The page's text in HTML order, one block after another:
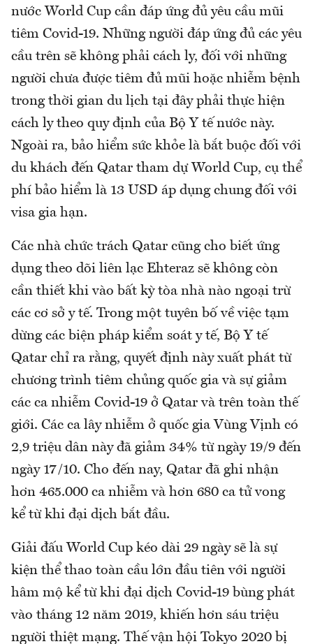
nước World Cup cần đáp ứng đủ yêu cầu mũi
tiêm Covid-19. Những người đáp ứng đủ các yêu
cầu trên sẽ không phải cách ly, đối với những
người chưa được tiêm đủ mũi hoặc nhiễm bệnh
trong thời gian du lịch tại đây phải thực hiện
cách ly theo quy định của Bộ Y tế nước này.
Ngoài ra, bảo hiểm sức khỏe là bắt buộc đối với
du khách đến Qatar tham dự World Cup, cụ thể
phí bảo hiểm là 13 USD áp dụng chung đối với
visa gia hạn.
Các nhà chức trách Qatar cũng cho biết ứng
dụng theo dõi liên lạc Ehteraz sẽ không còn
cần thiết khi vào bất kỳ tòa nhà nào ngoại trừ
các cơ sở y tế. Trong một tuyên bố về việc tạm
dừng các biện pháp kiểm soát y tế, Bộ Y tế
Qatar chỉ ra rằng, quyết định này xuất phát từ
chương trình tiêm chủng quốc gia và sự giảm
các ca nhiễm Covid-19 ở Qatar và trên toàn thế
giới. Các ca lây nhiễm ở quốc gia Vùng Vịnh có
2,9 triệu dân này đã giảm 34% từ ngày 19/9 đến
ngày 17/10. Cho đến nay, Qatar đã ghi nhận
hơn 465.000 ca nhiễm và hơn 680 ca tử vong
kể từ khi đại dịch bắt đầu.
Giải đấu World Cup kéo dài 29 ngày sẽ là sự
kiện thể thao toàn cầu lớn đầu tiên với người
hâm mộ kể từ khi đại dịch Covid-19 bùng phát
vào tháng 12 năm 2019, khiến hơn sáu triệu
người thiệt mạng. Thế vận hội Tokyo 2020 bị